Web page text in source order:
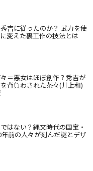
吉に従ったのか？ 武力を使
変えた裏工作の技法とは
々＝悪女はほぼ創作？秀吉が
背負わされた茶々(井上和)
はない？縄文時代の国宝・
前の人々が刻んだ謎とデザ